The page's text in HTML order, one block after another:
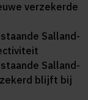
verzekerde
Salland-
Salland-
blijft bij